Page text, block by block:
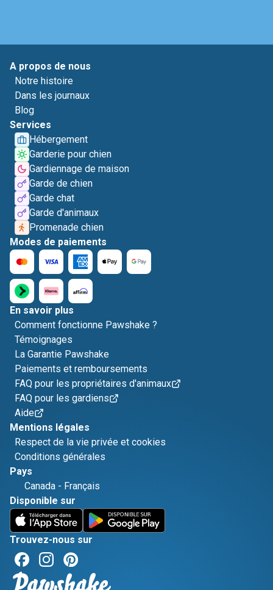
A propos de nous
Notre histoire
Dans les journaux
Blog
Services
Hébergement
Garderie pour chien
Gardiennage de maison
Garde de chien
Garde chat
Garde d'animaux
Promenade chien
Modes de paiements
En savoir plus
Comment fonctionne Pawshake ?
Témoignages
La Garantie Pawshake
Paiements et remboursements
FAQ pour les propriétaires d'animaux
FAQ pour les gardiens
Aide
Mentions légales
Respect de la vie privée et cookies
Conditions générales
Pays
Canada - Français
Disponible sur
Trouvez-nous sur